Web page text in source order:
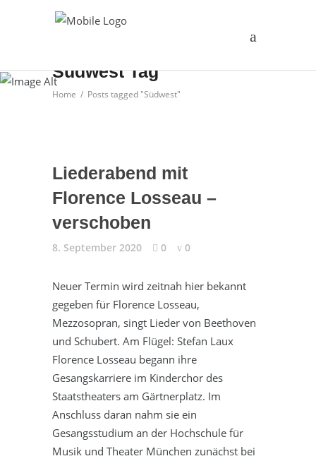
Südwest Tag
Home / Posts tagged "Südwest"
Liederabend mit
Florence Losseau –
verschoben
8. September 2020 0 0
Neuer Termin wird zeitnah hier bekannt
gegeben für Florence Losseau,
Mezzosopran, singt Lieder von Beethoven
und Schubert. Am Flügel: Stefan Laux
Florence Losseau begann ihre
Gesangskarriere im Kinderchor des
Staatstheaters am Gärtnerplatz. Im
Anschluss daran nahm sie ein
Gesangsstudium an der Hochschule für
Musik und Theater München zunächst bei